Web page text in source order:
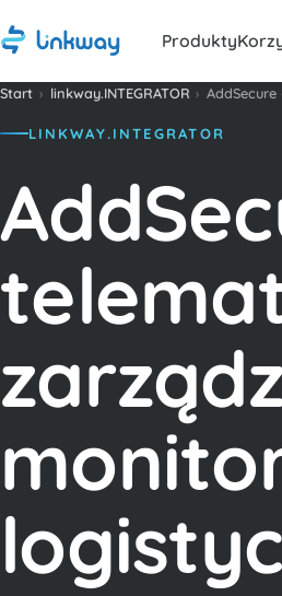
Produkty
Start › linkway.INTEGRATOR ›
LINKWAY.INTEGRATOR